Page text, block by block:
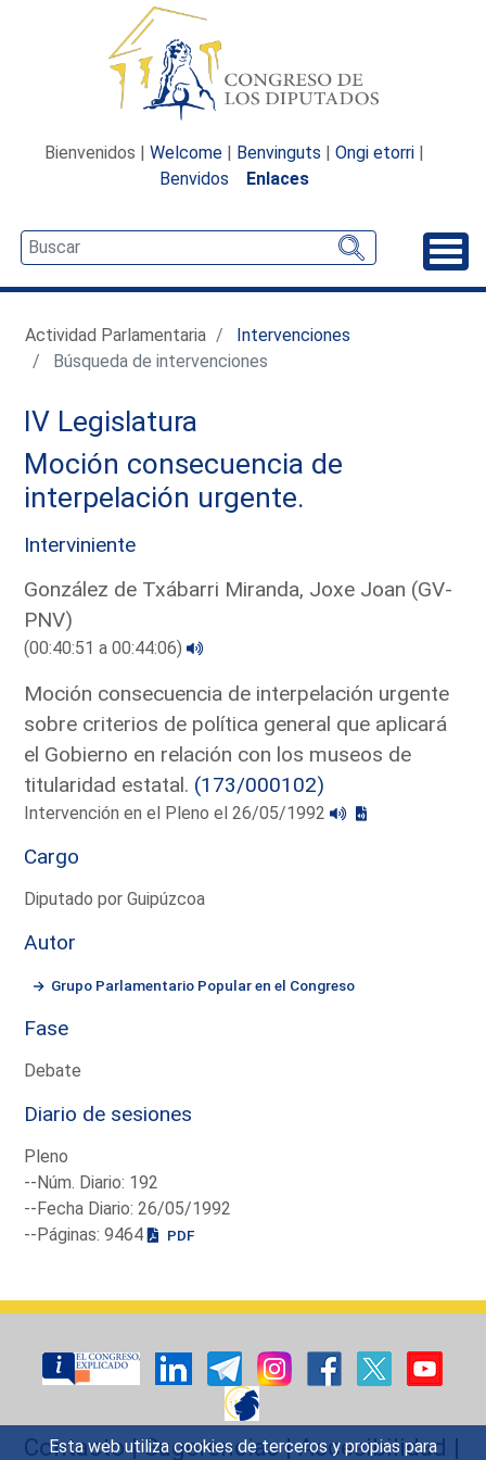
Esta web utiliza cookies de terceros y propias para
Bienvenidos | Welcome | Benvinguts | Ongi etorri |
Benvidos
Enlaces
Actividad Parlamentaria
Intervenciones
Búsqueda de intervenciones
IV Legislatura
Moción consecuencia de
interpelación urgente.
Interviniente
González de Txábarri Miranda, Joxe Joan (GV-
PNV)
(00:40:51 a 00:44:06)
Moción consecuencia de interpelación urgente
sobre criterios de política general que aplicará
el Gobierno en relación con los museos de
titularidad estatal. (173/000102)
Intervención en el Pleno el 26/05/1992
Cargo
Diputado por Guipúzcoa
Autor
Grupo Parlamentario Popular en el Congreso
Fase
Debate
Diario de sesiones
Pleno
--Núm. Diario: 192
--Fecha Diario: 26/05/1992
--Páginas: 9464
PDF
Contacto|Sugerencias|Accesibilidad |